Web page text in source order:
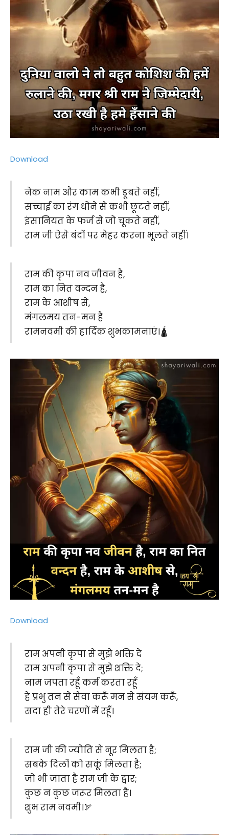
Download
नेक नाम और काम कभी डूबते नहीं,
सच्चाई का रंग धोने से कभी छूटते नहीं,
इंसानियत के फर्ज से जो चूकते नहीं,
राम जी ऐसे बंदों पर मेहर करना भूलते नहीं।
राम की कृपा नव जीवन है,
राम का नित वन्दन है,
राम के आशीष से,
मंगलमय तन-मन है
‪रामनवमी की हार्दिक शुभकामनाएं।🛕
Download
राम अपनी कृपा से मुझे भक्ति दे
राम अपनी कृपा से मुझे शक्ति दे;
नाम जपता रहूँ कर्म करता रहूँ
हे प्रभु तन से सेवा करूँ मन से संयम करूँ,
सदा ही तेरे चरणों में रहूँ।
राम जी की ज्योति से नूर मिलता है;
सबके दिलों को सकूं मिलता है;
जो भी जाता है राम जी के द्वार;
कुछ न कुछ जरूर मिलता है।
शुभ राम नवमी।🏹